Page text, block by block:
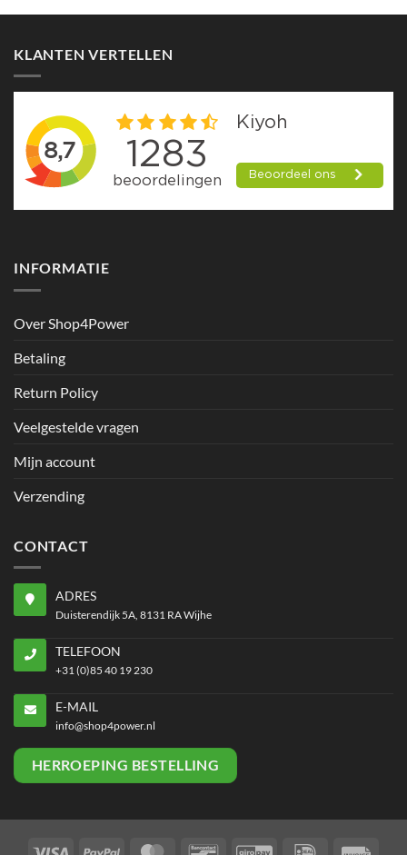
KLANTEN VERTELLEN
INFORMATIE
Over Shop4Power
Betaling
Return Policy
Veelgestelde vragen
Mijn account
Verzending
CONTACT
ADRES
Duisterendijk 5A, 8131 RA Wijhe
TELEFOON
+31 (0)85 40 19 230
E-MAIL
info@shop4power.nl
HERROEPING BESTELLING
Visa PayPal MasterCardBancontactGiroPay IDeal